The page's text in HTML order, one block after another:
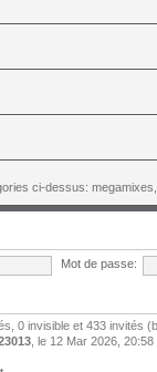
ci-dessus:
Mot de passe:
0 invisible et 433 invités
, le 12 Mar 2026, 20:58